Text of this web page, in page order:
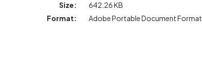
Size:
642.26 KB
Format:
Adobe Portable Document Format